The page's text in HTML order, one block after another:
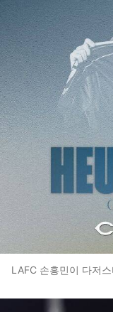
LAFC 손흥민이 다저